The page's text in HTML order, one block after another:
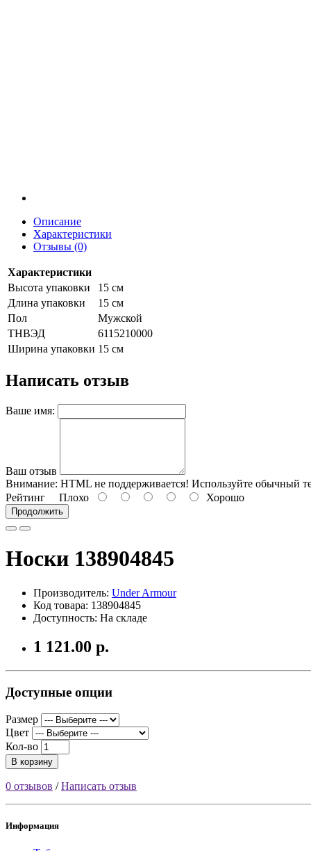
Описание
Характеристики
Отзывы (0)
Характеристики
Высота упаковки
15 см
Длина упаковки
15 см
Пол
Мужской
ТНВЭД
6115210000
Ширина упаковки 15 см
Написать отзыв
Ваше имя:
Ваш отзыв
Внимание: HTML не поддерживается! Используйте обычный
Рейтинг Плохо Хорошо
Продолжить
Носки 138904845
Производитель: Under Armour
Код товара: 138904845
Доступность: На складе
1 121.00 р.
Доступные опции
Размер
Цвет
Кол-во
В корзину
0 отзывов /Написать отзыв
Информация